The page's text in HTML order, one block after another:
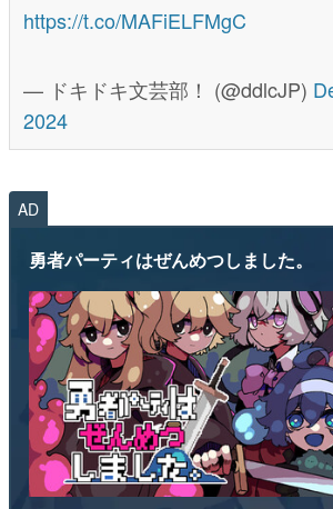
https://t.co/MAFiELFMgC
— ドキドキ文芸部！ (@ddlcJP)
2024
AD
勇者パーティはぜんめつしました。